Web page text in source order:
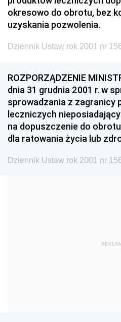
2005 2004
2002 2001
1999 1998
1993 1992
1990 1989
1987 1986
1984 1983
1981 1980
1965
okresowo do obrotu, bez
uzyskania pozwolenia.
Dziennik Ustaw rok 2001 nr
ROZPORZĄDZENIE
dnia 31 grudnia 2001 r. w
sprowadzania z zagranicy
leczniczych
na dopuszczenie do
dla ratowania życia lub
Dziennik Ustaw rok 2001 nr